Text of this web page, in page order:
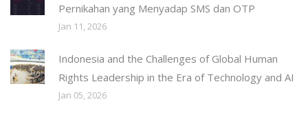
Pernikahan yang Menyadap SMS dan OTP
Jan 11, 2026
Indonesia and the Challenges of Global Human
Rights Leadership in the Era of Technology and AI
Jan 05, 2026